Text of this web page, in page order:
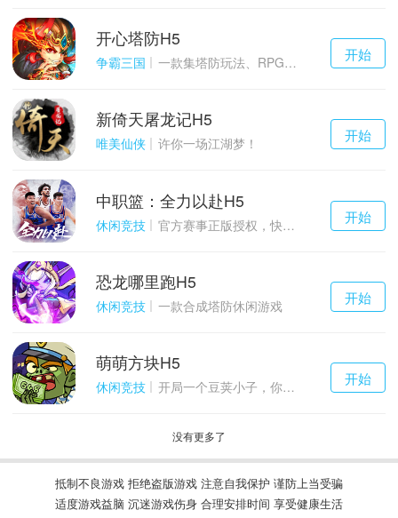
千百度h5
游戏
开始
开心塔防H5
争霸三国 一款集塔防玩法、RPG策略、卡牌养成于一体的轻度H5游戏
千百度h5
游戏
开始
新倚天屠龙记H5
唯美仙侠 许你一场江湖梦！
千百度h5
游戏
开始
中职篮：全力以赴H5
休闲竞技 官方赛事正版授权，快来打造属于自己的传奇吧~
千百度h5
游戏
开始
恐龙哪里跑H5
休闲竞技 一款合成塔防休闲游戏
千百度h5
游戏
开始
萌萌方块H5
休闲竞技 开局一个豆荚小子，你能坚持到几关？
没有更多了
抵制不良游戏 拒绝盗版游戏 注意自我保护 谨防上当受骗
适度游戏益脑 沉迷游戏伤身 合理安排时间 享受健康生活